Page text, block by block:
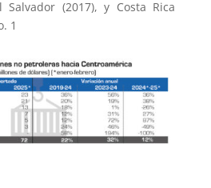
Salvador (2017), y Costa Rica
1